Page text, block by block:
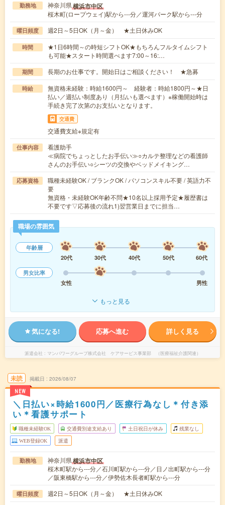
勤務地 神奈川県横浜市中区
桜木町(ロープウェイ)駅から---分／運河パーク駅から---分
曜日頻度 週2日～5日OK（月～金） ★土日休みOK
時間
★1日6時間～の時短シフトOK★もちろんフルタイムシフト
も可能★スタート時間選べます7:00～16:…
期間 長期のお仕事です。開始日はご相談ください！ ★急募
時給
無資格未経験：時給1600円～ 経験者：時給1800円～★日
払い／週払い制度あり（月払いも選べます）※稼働開始時は
手続き完了次第のお支払いとなります。
交通費
交通費支給※規定有
仕事内容
看護助手
≪病院でちょっとしたお手伝い≫○カルテ整理などの看護師
さんのお手伝い○シーツの交換やベッドメイキング…
応募資格
職種未経験OK / ブランクOK / パソコンスキル不要 / 英語力不
要
無資格・未経験OK年齢不問★10名以上採用予定★履歴書は
不要です▽応募後の流れ1)翌営業日までに担当…
職場の雰囲気
年齢層
20代
30代 40代 50代
60代
男女比率
女性
男性
もっと見る
気になる! 応募へ進む 詳しく見る
派遣会社 マンパワーグループ株式会社 ケアサービス事業部 （医療福祉介護関連）
未読
NEW
掲載日 2026/08/07
＼日払い×時給1600円／医療行為なし＊付き添
い＊看護サポート
職種未経験OK 交通費別途支給あり 土日祝日が休み 残業なし
WEB登録OK 派遣
勤務地 神奈川県横浜市中区
桜木町駅から---分／石川町駅から---分／日ノ出町駅から---分
／阪東橋駅から---分／伊勢佐木長者町駅から---分
曜日頻度 週2日～5日OK（月～金） ★土日休みOK